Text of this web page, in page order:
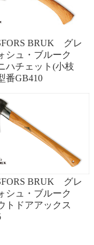
BRUK グレ
シュ・ブルーク
チェット(小枝
GB410
BRUK グレ
シュ・ブルーク
トドアアックス